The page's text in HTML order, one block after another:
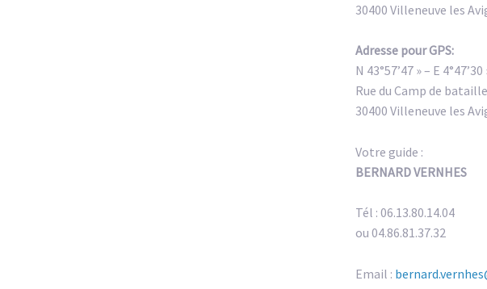
30400 Villeneuve les
Adresse pour GPS:
N 43°57’47 » – E 4°47’30
Rue du Camp de bataille
30400 Villeneuve les
Votre guide :
BERNARD VERNHES
Tél : 06.13.80.14.04
ou 04.86.81.37.32
Email :